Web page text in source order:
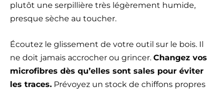
plutôt une serpillière très légèrement humide,
presque sèche au toucher.
Écoutez le glissement de votre outil sur le bois. Il
ne doit jamais accrocher ou grincer. Changez vos
microfibres dès qu’elles sont sales pour éviter
les traces. Prévoyez un stock de chiffons propres